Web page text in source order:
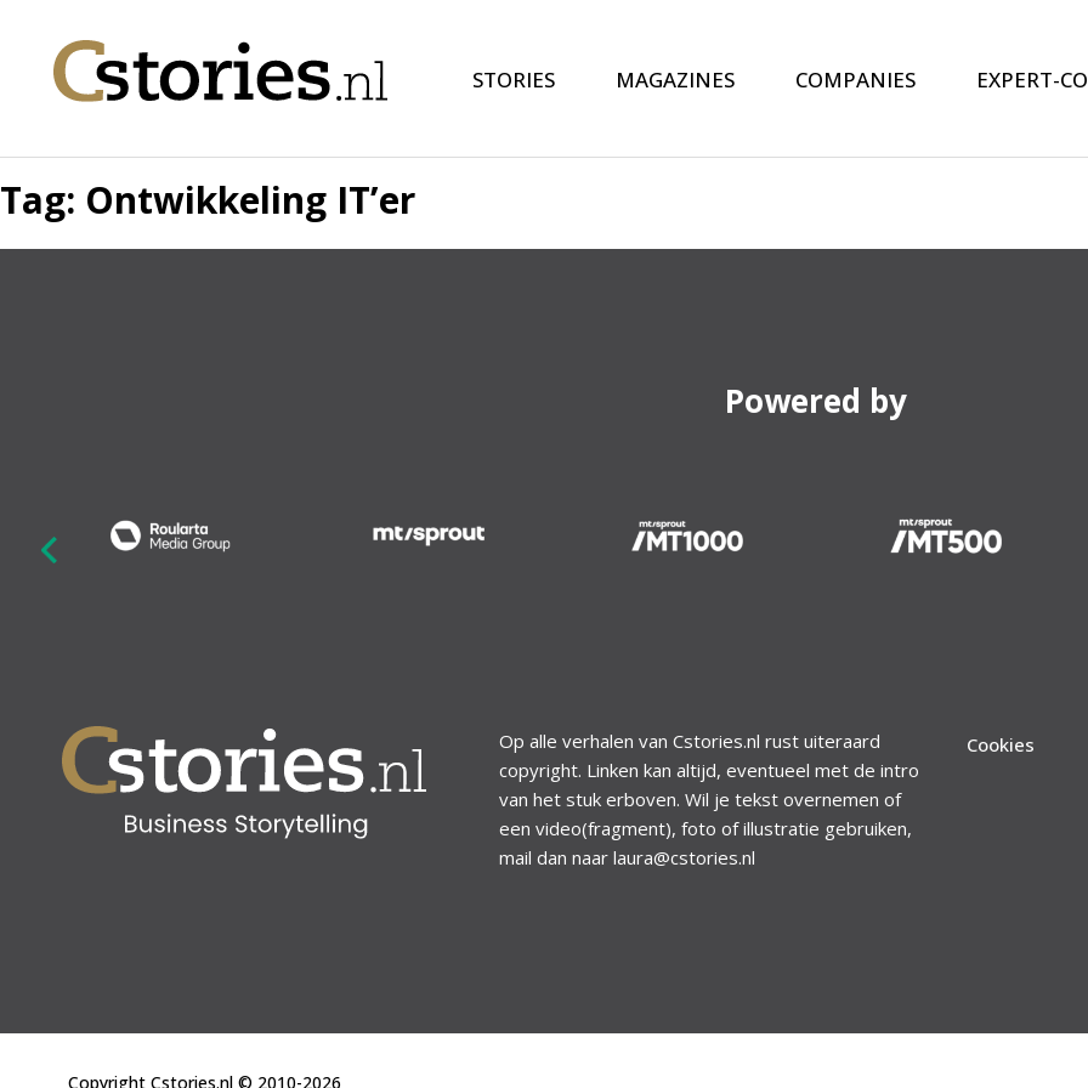
STORIES MAGAZINES COMPANIES EXPERT-
Tag: Ontwikkeling IT’er
Powered by
Op alle verhalen van Cstories.nl rust uiteraard
copyright. Linken kan altijd, eventueel met de intro
van het stuk erboven. Wil je tekst overnemen of
een video(fragment), foto of illustratie gebruiken,
mail dan naar laura@cstories.nl
Cookies
Copyright Cstories.nl © 2010-2026